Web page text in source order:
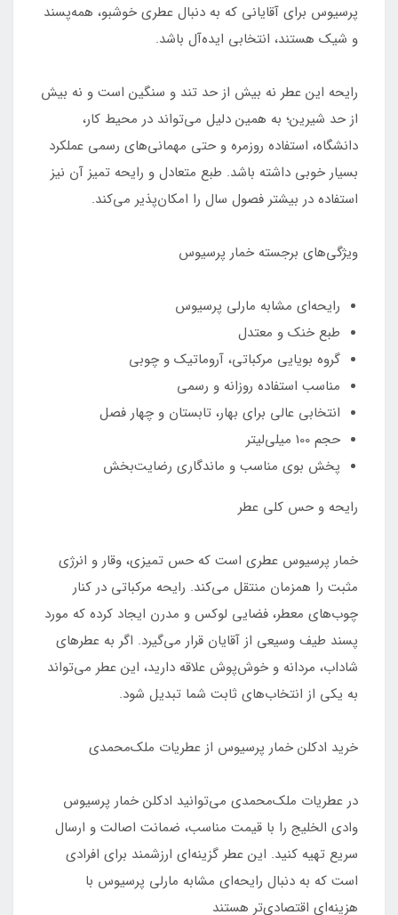
پرسیوس برای آقایانی که به دنبال عطری خوشبو، همه‌پسند
و شیک هستند، انتخابی ایده‌آل باشد.
رایحه این عطر نه بیش از حد تند و سنگین است و نه بیش
از حد شیرین؛ به همین دلیل می‌تواند در محیط کار،
دانشگاه، استفاده روزمره و حتی مهمانی‌های رسمی عملکرد
بسیار خوبی داشته باشد. طبع متعادل و رایحه تمیز آن نیز
استفاده در بیشتر فصول سال را امکان‌پذیر می‌کند.
ویژگی‌های برجسته خمار پرسیوس
رایحه‌ای مشابه مارلی پرسیوس
طبع خنک و معتدل
گروه بویایی مرکباتی، آروماتیک و چوبی
مناسب استفاده روزانه و رسمی
انتخابی عالی برای بهار، تابستان و چهار فصل
حجم 100 میلی‌لیتر
پخش بوی مناسب و ماندگاری رضایت‌بخش
رایحه و حس کلی عطر
خمار پرسیوس عطری است که حس تمیزی، وقار و انرژی
مثبت را همزمان منتقل می‌کند. رایحه مرکباتی در کنار
چوب‌های معطر، فضایی لوکس و مدرن ایجاد کرده که مورد
پسند طیف وسیعی از آقایان قرار می‌گیرد. اگر به عطرهای
شاداب، مردانه و خوش‌پوش علاقه دارید، این عطر می‌تواند
به یکی از انتخاب‌های ثابت شما تبدیل شود.
خرید ادکلن خمار پرسیوس از عطریات ملک‌محمدی
در عطریات ملک‌محمدی می‌توانید ادکلن خمار پرسیوس
وادی الخلیج را با قیمت مناسب، ضمانت اصالت و ارسال
سریع تهیه کنید. این عطر گزینه‌ای ارزشمند برای افرادی
است که به دنبال رایحه‌ای مشابه مارلی پرسیوس با
هزینه‌ای اقتصادی‌تر هستند